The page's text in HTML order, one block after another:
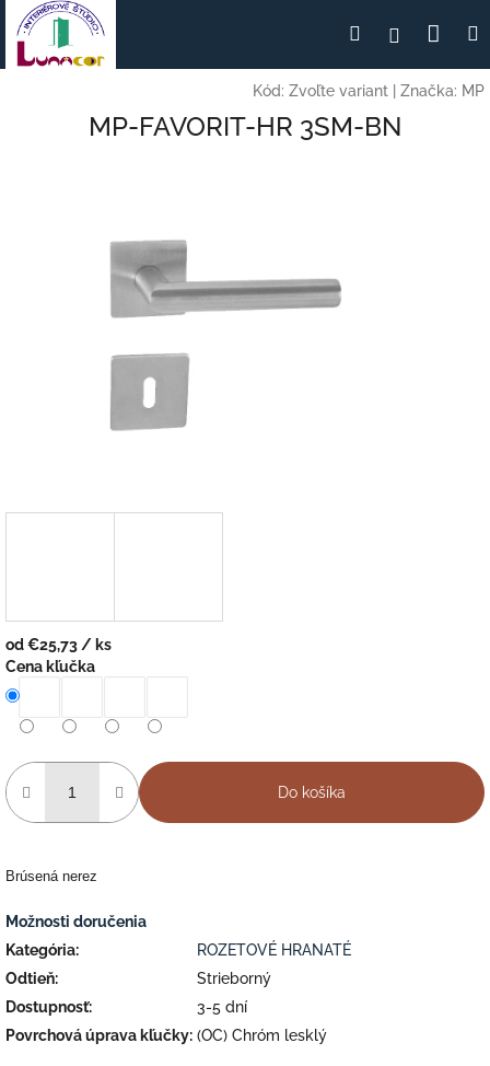
Prejsť
obsah
Hľadať
Kód: Zvoľte variant Značka: MP
MP-FAVORIT-HR 3SM-BN
od€25,73 / ks
Jednotková
cena:
Cena kľučka
Do košíka
Brúsená nerez
Možnosti doručenia
Kategória:
ROZETOVÉ HRANATÉ
Odtieň:
Strieborný
Dostupnosť:
3-5 dní
Povrchová úprava kľučky: (OC) Chróm lesklý